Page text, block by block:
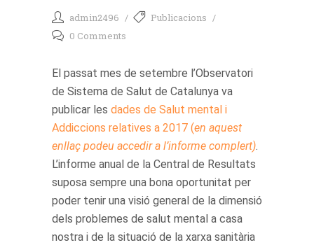
admin2496
Publicacions
0 Comments
El passat mes de setembre l’Observatori
de Sistema de Salut de Catalunya va
publicar les dades de Salut mental i
Addiccions relatives a 2017 (en aquest
enllaç podeu accedir a l’informe complert).
L’informe anual de la Central de Resultats
suposa sempre una bona oportunitat per
poder tenir una visió general de la dimensió
dels problemes de salut mental a casa
nostra i de la situació de la xarxa sanitària